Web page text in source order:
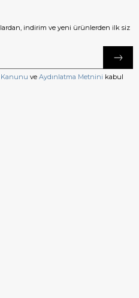
indirim ve yeni ürünlerden ilk siz
Kanunu ve Aydınlatma Metnini kabul